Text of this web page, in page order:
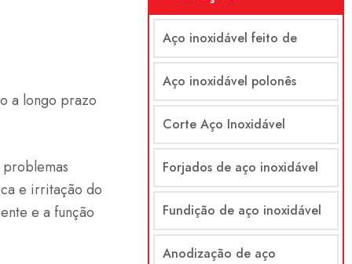
a longo prazo
e irritação do
e a função
Aço inoxidável feito de
Aço inoxidável polonês
Corte Aço Inoxidável
Forjados de aço inoxidável
Fundição de aço inoxidável
Anodização de aço